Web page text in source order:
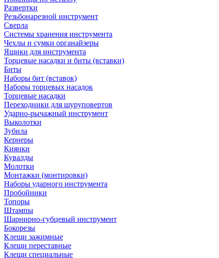
Развертки
Резьбонарезной инструмент
Сверла
Системы хранения инструмента
Чехлы и сумки органайзеры
Ящики для инструмента
Торцевые насадки и биты (вставки)
Биты
Наборы бит (вставок)
Наборы торцевых насадок
Торцевые насадки
Переходники для шуруповертов
Ударно-рычажный инструмент
Выколотки
Зубила
Кернеры
Киянки
Кувалды
Молотки
Монтажки (монтировки)
Наборы ударного инструмента
Пробойники
Топоры
Штампы
Шарнирно-губцевый инструмент
Бокорезы
Клещи зажимные
Клещи переставные
Клещи специальные